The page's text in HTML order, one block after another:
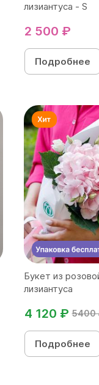
лизиантуса - S
2 500 ₽
Подробнее
Букет из
лизиантуса
5400
4 120 ₽
Подробнее